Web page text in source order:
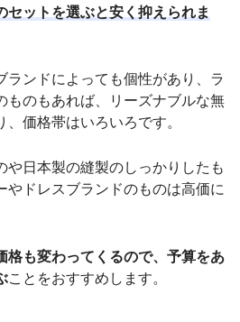
セットを選ぶと安く抑えられま
ランドによっても個性があり、ラ
ものもあれば、リーズナブルな無
価格帯はいろいろです。
や日本製の縫製のしっかりしたも
やドレスブランドのものは高価に
格も変わってくるので、予算をあ
ことをおすすめします。